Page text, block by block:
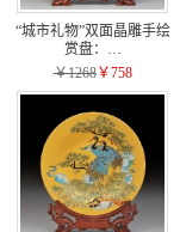
“城市礼物”双面晶雕手绘
赏盘：…
￥1268￥758